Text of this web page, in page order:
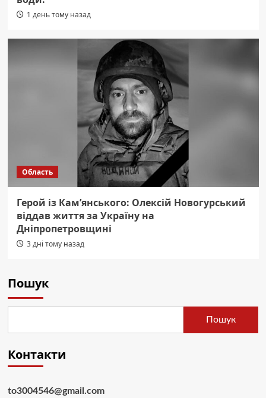
1 день тому назад
Область
Герой із Кам’янського: Олексій Новогурський
віддав життя за Україну на
Дніпропетровщині
3 дні тому назад
Пошук
Пошук
Контакти
to3004546@gmail.com